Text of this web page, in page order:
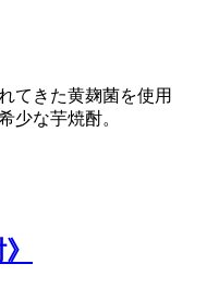
てきた黄麹菌を使用
少な芋焼酎。